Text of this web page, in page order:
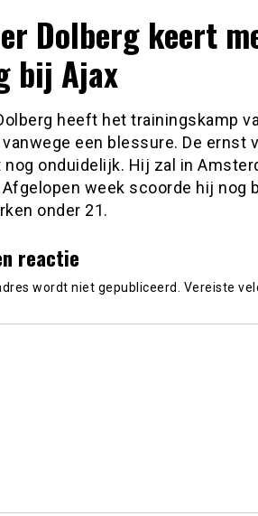
Dolberg keert
bij Ajax
heeft het trainingskamp
een blessure. De ernst
nog onduidelijk. Hij zal in
week scoorde hij nog
onder 21.
reactie
wordt niet gepubliceerd. Vereiste